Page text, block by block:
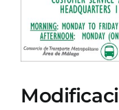
grande